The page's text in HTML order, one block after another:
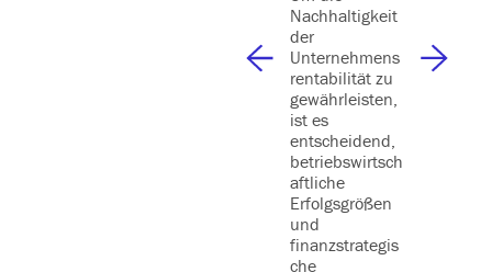
Nachhaltigkeit
der
Unternehmens
rentabilität zu
gewährleisten,
ist es
entscheidend,
betriebswirtsch
aftliche
Erfolgsgrößen
und
finanzstrategis
che
optimal